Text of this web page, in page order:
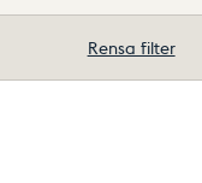
Rensa filter